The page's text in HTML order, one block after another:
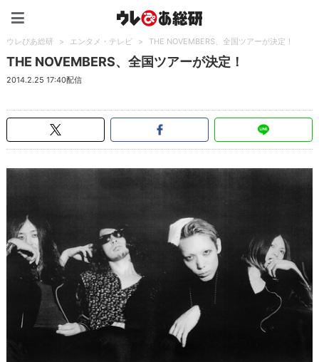
ウレぴあ総研 > エンタメ・テレビ > THE NOVEMBERS、全国ツアーが決定！
THE NOVEMBERS、全国ツアーが決定！
2014.2.25 17:40配信